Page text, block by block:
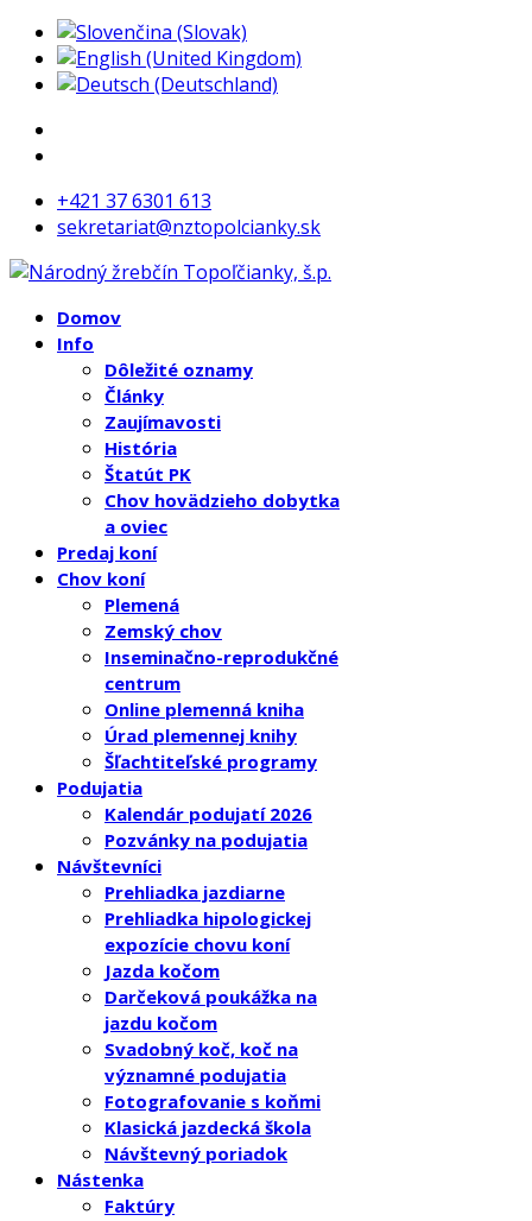
+421 37 6301 613
sekretariat@nztopolcianky.sk
Domov
Info
Dôležité oznamy
Články
Zaujímavosti
História
Štatút PK
Chov hovädzieho dobytka
a oviec
Predaj koní
Chov koní
Plemená
Zemský chov
Inseminačno-reprodukčné
centrum
Online plemenná kniha
Úrad plemennej knihy
Šľachtiteľské programy
Podujatia
Kalendár podujatí 2026
Pozvánky na podujatia
Návštevníci
Prehliadka jazdiarne
Prehliadka hipologickej
expozície chovu koní
Jazda kočom
Darčeková poukážka na
jazdu kočom
Svadobný koč, koč na
významné podujatia
Fotografovanie s koňmi
Klasická jazdecká škola
Návštevný poriadok
Nástenka
Faktúry